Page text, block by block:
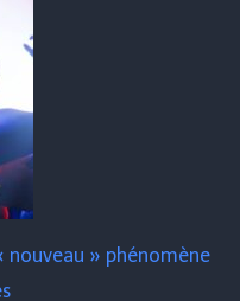
nouveau » phénomène